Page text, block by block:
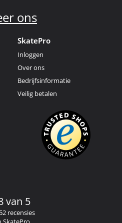
ons
SkatePro
Inloggen
Over ons
Bedrijfsinformatie
Veilig betalen
van 5
recensies